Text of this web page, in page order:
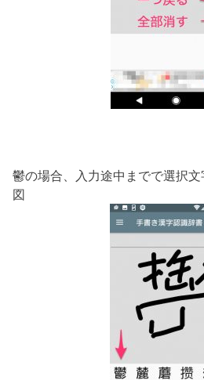
鬱の場合、入力途中までで選択文
図